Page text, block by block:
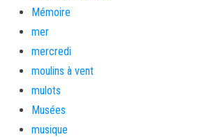
Mémoire
mer
mercredi
moulins à vent
mulots
Musées
musique